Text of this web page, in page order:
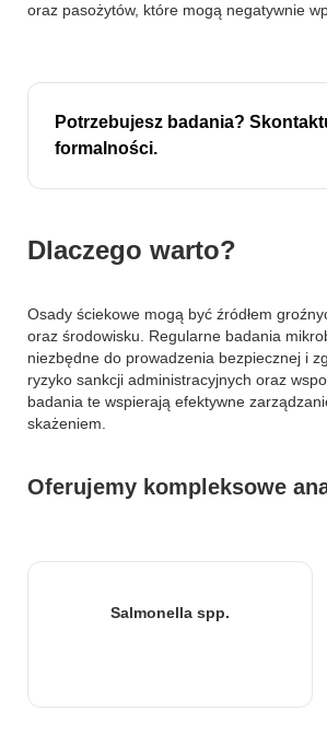
oraz pasożytów, które mogą negatywnie
Potrzebujesz badania?
formalności.
Dlaczego warto?
Osady ściekowe mogą być źródłem
oraz środowisku. Regularne badania
niezbędne do prowadzenia bezpiecznej i
ryzyko sankcji administracyjnych oraz
badania te wspierają efektywne
skażeniem.
Oferujemy kompleksowe
Salmonella spp.
do spersonalizowania treści i reklam, aby
tym, jak korzystasz z naszej witryny,
połączyć te informacje z innymi danymi
umożliwiają stronie zapamiętanie